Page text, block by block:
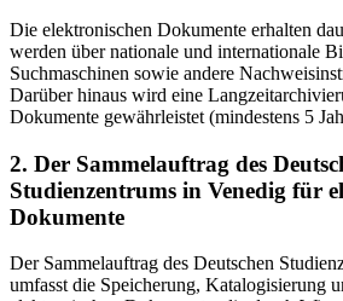
Die elektronischen Dokumente erhalten
werden über nationale und internationale
Suchmaschinen sowie andere
Darüber hinaus wird eine
Dokumente gewährleistet (mindestens 5
2. Der Sammelauftrag des
Studienzentrums in Venedig für
Dokumente
Der Sammelauftrag des Deutschen
umfasst die Speicherung, Katalogisierung